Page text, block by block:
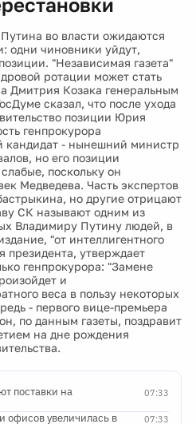
во власти ожидаются
одни чиновники уйдут,
"Независимая газета"
ротации может стать
Дмитрия Козака генеральным
сказал, что после ухода
позиции Юрия
генпрокурора
кандидат - нынешний министр
но его позиции
поскольку он
Медведева. Часть экспертов
но другие отрицают
СК называют одним из
Владимиру Путину людей, в
"от интеллигентного
утверждает
генпрокурора: "Замене
и
веса в пользу некоторых
- первого вице-премьера
по данным газеты, поздравит
на дне рождения
07:33
поставки на
07:33
офисов увеличилась в